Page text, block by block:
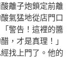
離子炮鎖定前離
氣猛地從店門口
警告！這裡的醬
，才是真理！」
找上門了。他的